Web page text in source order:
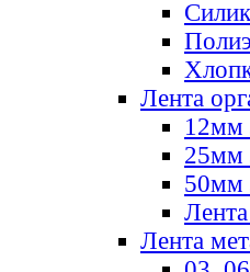
Лента
12мм
25мм
50мм
Лента